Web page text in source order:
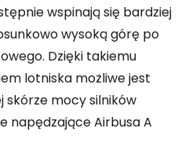
wspinają się bardziej
wysoką górę po
Dzięki takiemu
lotniska możliwe jest
skórze mocy silników
napędzające Airbusa A